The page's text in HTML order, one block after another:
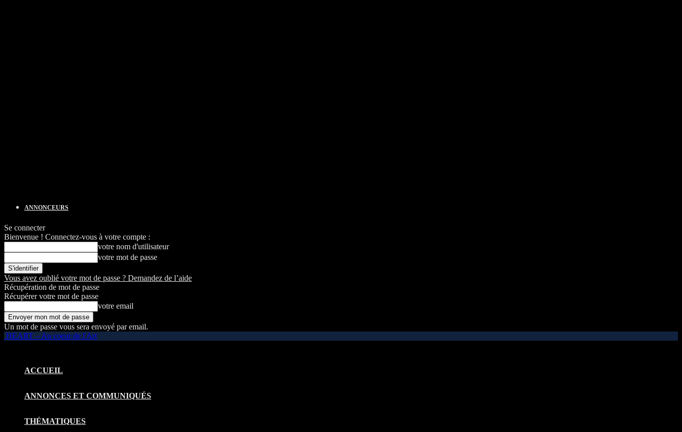
ANNONCEURS
Se connecter
Bienvenue ! Connectez-vous à votre compte :
votre nom d'utilisateur
votre mot de passe
Vous avez oublié votre mot de passe ? Demandez de l’aide
Récupération de mot de passe
Récupérer votre mot de passe
votre email
Un mot de passe vous sera envoyé par email.
HEART – Au coeur de l'Art
ACCUEIL
ANNONCES ET COMMUNIQUÉS
THÉMATIQUES